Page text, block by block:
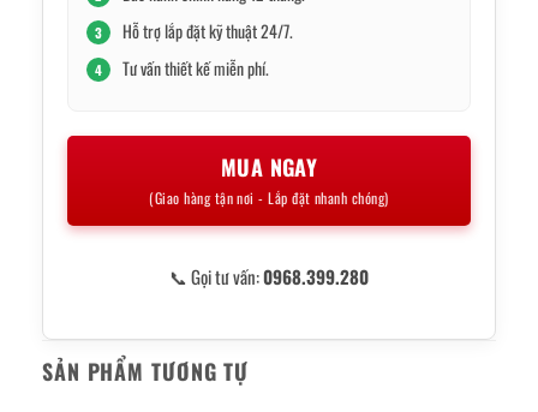
3 Hỗ trợ lắp đặt kỹ thuật 24/7.
4 Tư vấn thiết kế miễn phí.
MUA NGAY
(Giao hàng tận nơi - Lắp đặt nhanh chóng)
📞 Gọi tư vấn:0968.399.280
SẢN PHẨM TƯƠNG TỰ